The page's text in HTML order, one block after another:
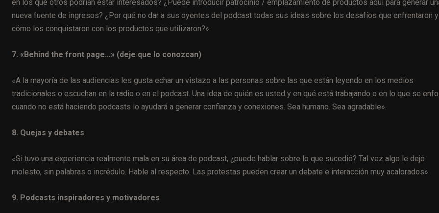
en los que otros podrían estar interesados? ¿Puede introducir patrocinio / emplazamiento de productos aquí para generar
nueva fuente de ingresos? ¿Por qué no dar a sus oyentes del podcast todas sus ideas sobre los desafíos que enfrentaron y
cómo los conquistaron con los productos que utilizaron?»
7. «Behind the front page…» (deje que lo conozcan)
«A la mayoría de las audiencias les gusta echar un vistazo a las personas sobre las que están leyendo en los medios
tradicionales o escuchan en la radio o en el podcast. Una idea de quién es usted y en qué está trabajando o en lo que se
cuando no está haciendo podcasts lo ayudará a generar confianza y conexiones. Sea humano. Sea agradable».
8. Quejas y debates
«Si tuvo una experiencia realmente mala en su área de podcast, ¿puede hablar sobre lo que sucedió? Tal vez algo le dejó
molesto, sin palabras o incrédulo. Hable al respecto. Las protestas pueden crear un debate e interacción muy acalorados»
9. Podcasts inspiradores y motivadores